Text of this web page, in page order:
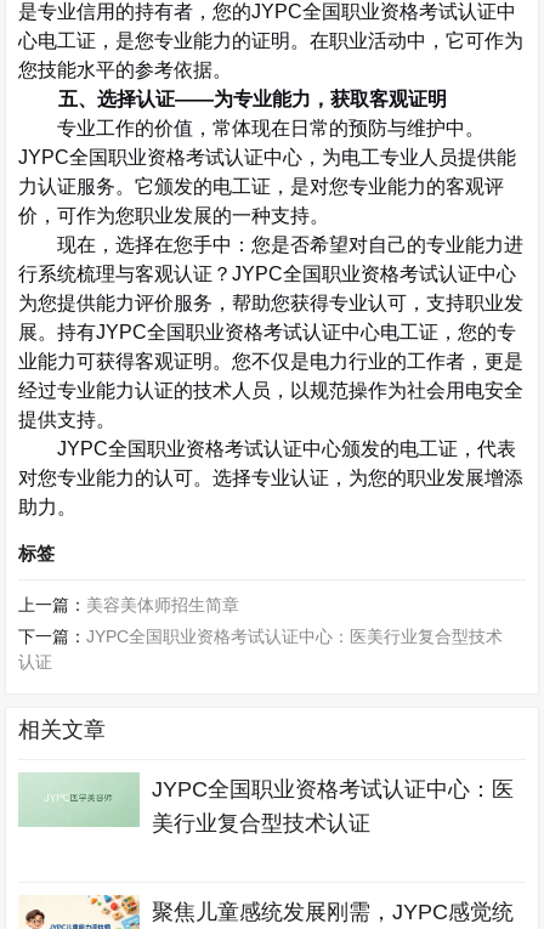
是专业信用的持有者，您的JYPC全国职业资格考试认证中
心电工证，是您专业能力的证明。在职业活动中，它可作为
您技能水平的参考依据。
五、选择认证——为专业能力，获取客观证明
专业工作的价值，常体现在日常的预防与维护中。
JYPC全国职业资格考试认证中心，为电工专业人员提供能
力认证服务。它颁发的电工证，是对您专业能力的客观评
价，可作为您职业发展的一种支持。
现在，选择在您手中：您是否希望对自己的专业能力进
行系统梳理与客观认证？JYPC全国职业资格考试认证中心
为您提供能力评价服务，帮助您获得专业认可，支持职业发
展。持有JYPC全国职业资格考试认证中心电工证，您的专
业能力可获得客观证明。您不仅是电力行业的工作者，更是
经过专业能力认证的技术人员，以规范操作为社会用电安全
提供支持。
JYPC全国职业资格考试认证中心颁发的电工证，代表
对您专业能力的认可。选择专业认证，为您的职业发展增添
助力。
标签
上一篇： 美容美体师招生简章
下一篇：JYPC全国职业资格考试认证中心：医美行业复合型技术
认证
相关文章
JYPC全国职业资格考试认证中心：医
美行业复合型技术认证
聚焦儿童感统发展刚需，JYPC感觉统